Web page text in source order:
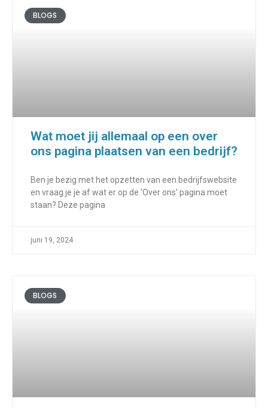
BLOGS
Wat moet jij allemaal op een over
ons pagina plaatsen van een bedrijf?
Ben je bezig met het opzetten van een bedrijfswebsite
en vraag je je af wat er op de ‘Over ons’ pagina moet
staan? Deze pagina
juni 19, 2024
BLOGS